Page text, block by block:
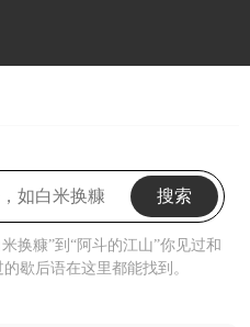
搜索
换糠”到“阿斗的江山”你见过和
歇后语在这里都能找到。